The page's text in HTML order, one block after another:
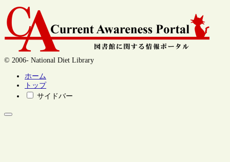
© 2006- National Diet Library
ホーム
トップ
サイドバー